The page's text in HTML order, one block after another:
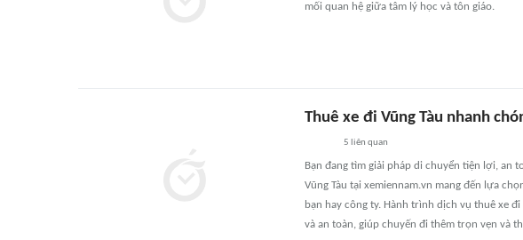
mối quan hệ giữa tâm lý học và tôn giáo.
Thuê xe đi Vũng Tàu nhanh
5 liên quan
Bạn đang tìm giải pháp di chuyển tiện lợi, an
Vũng Tàu tại xemiennam.vn mang đến lựa
bạn hay công ty. Hành trình dịch vụ thuê xe
và an toàn, giúp chuyến đi thêm trọn vẹn và